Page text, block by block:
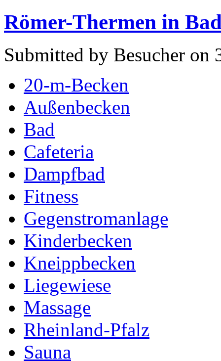
Römer-Thermen in
Submitted by Besucher on
20-m-Becken
Außenbecken
Bad
Cafeteria
Dampfbad
Fitness
Gegenstromanlage
Kinderbecken
Kneippbecken
Liegewiese
Massage
Rheinland-Pfalz
Sauna